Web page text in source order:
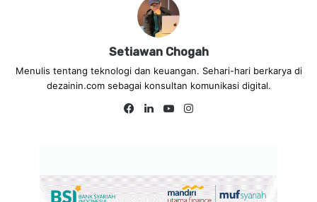
Setiawan Chogah
Menulis tentang teknologi dan keuangan. Sehari-hari berkarya di
dezainin.com sebagai konsultan komunikasi digital.
Fa
Lin
Yo